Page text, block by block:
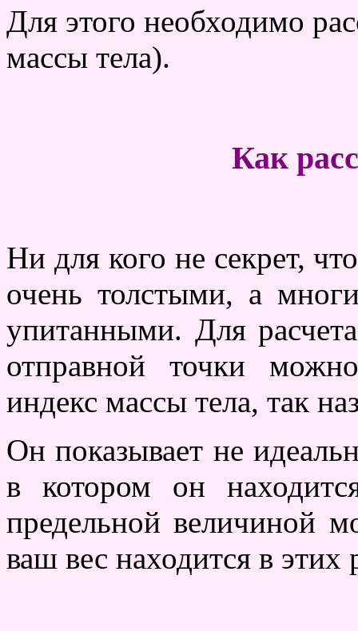
Для этого необходимо
массы тела).
Как
Ни для кого не секрет,
очень толстыми, а
упитанными. Для
отправной точки
индекс массы тела, так
Он показывает не
в котором он
предельной величиной
ваш вес находится в